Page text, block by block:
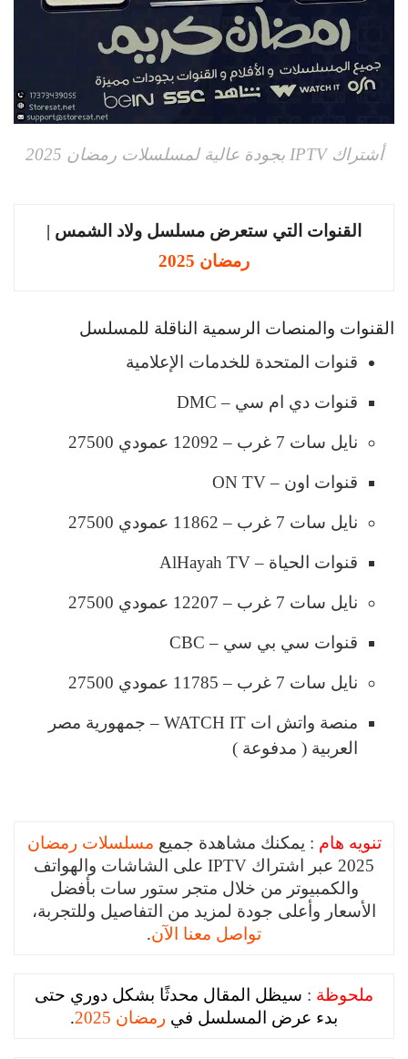
أشتراك IPTV بجودة عالية لمسلسلات رمضان 2025
القنوات التي ستعرض مسلسل ولاد الشمس |
رمضان 2025
القنوات والمنصات الرسمية الناقلة للمسلسل
قنوات المتحدة للخدمات الإعلامية
قنوات دي ام سي – DMC
نايل سات 7 غرب – 12092 عمودي 27500
قنوات اون – ON TV
نايل سات 7 غرب – 11862 عمودي 27500
قنوات الحياة – AlHayah TV
نايل سات 7 غرب – 12207 عمودي 27500
قنوات سي بي سي – CBC
نايل سات 7 غرب – 11785 عمودي 27500
منصة واتش ات WATCH IT – جمهورية مصر
العربية ( مدفوعة )
تنويه هام : يمكنك مشاهدة جميع مسلسلات رمضان
2025 عبر اشتراك IPTV على الشاشات والهواتف
والكمبيوتر من خلال متجر ستور سات بأفضل
الأسعار وأعلى جودة لمزيد من التفاصيل وللتجربة،
تواصل معنا الآن.
ملحوظة : سيظل المقال محدثًا بشكل دوري حتى
بدء عرض المسلسل في رمضان 2025 .